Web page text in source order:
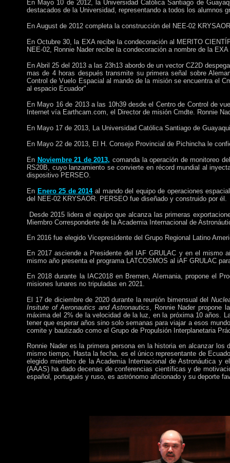
En Mayo 10 de 2012, la Universidad Católica Santiago de
destacados de la Universidad, representando a todos los alumnos
En August de 2012 completa la construcción del NEE-02
En Octubre 30, la EXA recibe la condecoración al MERITO
NEE-02, Ronnie Nader recibe la condecoración a nombre de la
En Abril 25 del 2013 a las 23h13 abordo de un vector CZ2D
mas de 4 horas después transmite su primera señal sobre
Control de Vuelo Espacial al mando de la misión se encuentra el
al espacio Ecuador"
En Mayo 16 de 2013 a las 10h39 desde el Centro de Control de
Internet vía Earthcam.com, el Director de misión Cmdte. Ronnie
En Mayo 17 de 2013, La Universidad Católica Santiago de
En Mayo 22 de 2013, El H. Consejo Provincial de Pichincha le
En Noviembre 21 de 2013, comanda la operación de monitoreo
RS20B, cuyo lanzamiento se convierte en récord mundial al
dispositivo PERSEO.
En Enero 25 de 2014al mando del equipo de operaciones
del NEE-02 KRYSAOR. PERSEO fue diseñado y construido por él.
Desde 2015 lidera el equipo que alcanza las primeras
Miembro Corresponderte de la Academia Internacional de
En 2016 fue elegido Vicepresidente del Grupo Regional Latino
En 2017 asciende a Presidente del IAF GRULAC y en el mismo
mismo año presenta el programa LATCOSMOS al iAF GRULAC
En 2018 durante la IAC2018 en Bremen, Alemania, propone el
misiones lunares no tripuladas en 2021.
El 17 de diciembre de 2020 durante la reunión bimensual del
Insitute of Aeronautics and Astronautics, Ronnie Nader propone
máxima del 2% de la velocidad de la luz, en la próxima 10 años.
tener que esperar años sino solo semanas para viajar a esos
comite y bautizado como el Grupo de Propulsión Interplanetaria
Ronnie Nader es la primera persona en la historia en alcanzar
mismo tiempo, Hasta la fecha, es el único representante de
elegido miembro de la Academia Internacional de Astronáutica y
(AAAS) ha dado decenas de conferencias científicas y de
español, portugués y ruso, es astrónomo aficionado y su deporte